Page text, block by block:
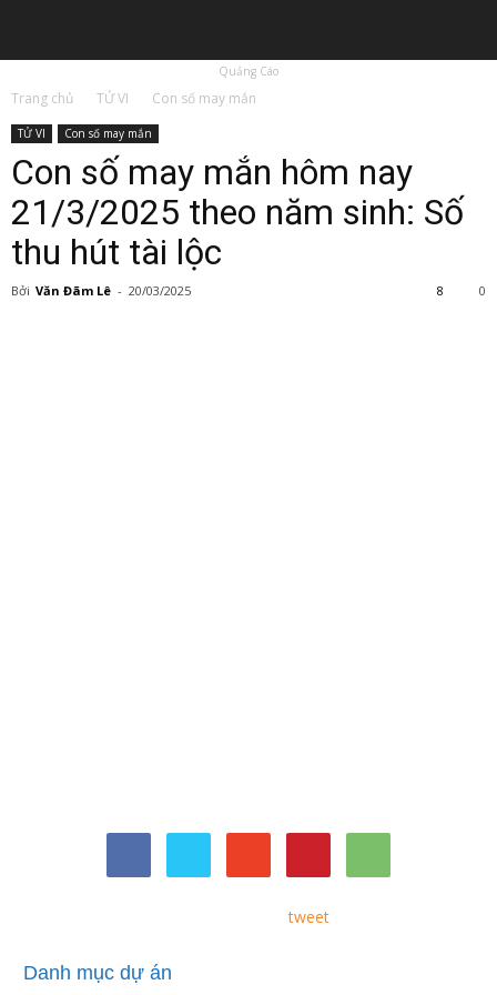
Quảng Cáo
Trang chủ TỬ VI Con số may mắn
TỬ VI Con số may mắn
Con số may mắn hôm nay
21/3/2025 theo năm sinh: Số
thu hút tài lộc
Bởi Văn Đãm Lê - 20/03/2025 0
8
tweet
Danh mục dự án